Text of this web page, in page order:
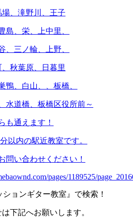
場、滝野川、王子
島、栄、上中里、
、三ノ輪、上野、
秋葉原、日暮里
鴨、白山、、板橋、
水道橋、板橋区役所前～
も通えます！
以内の駅近教室です。
問い合わせください！
pages/1189525/
ションギター教室』で検索！
下記へお願いします。